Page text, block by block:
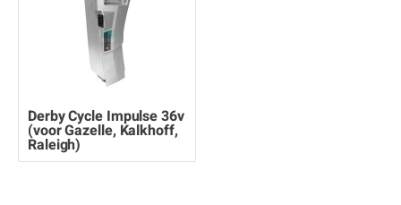
Derby Cycle Impulse 36v
(voor Gazelle, Kalkhoff,
Raleigh)